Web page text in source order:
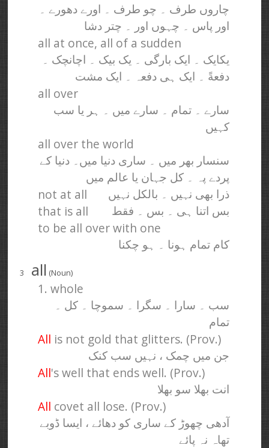
چاروں طرف ۔ چو طرف ۔ اورے دھورے ۔
اور پاس ۔ چہوں اور ۔ چتر دشا
all at once, all of a sudden
یکایک ۔ ایک بارگی ۔ یک بیک ۔ اچانچک ۔
دفعةً ۔ ایک ہی دفعہ ۔ ایک مشت
all over
سارے ۔ تمام ۔ سارے میں ۔ ہر یا سب
کہیں
all over the world
سنسار بھر میں ۔ ساری دنیا میں۔ دنیا کے
پردے پہ ۔ کل جہان یا عالم میں
not at all ذرا بھی نہیں ۔ بالکل نہیں
that is all بس اتنا ہی ۔ بس ۔ فقط
to be all over with one
کام تمام ہونا ۔ ہو چکنا
3 all (Noun)
1. whole
سب ۔ سارا ۔ سگرا ۔ سموچا ۔ کل ۔
تمام
All is not gold that glitters. (Prov.)
جن میں چمک ، نہیں سب کنک
All's well that ends well. (Prov.)
انت بھلا سو بھلا
All covet all lose. (Prov.)
آدھی چھوڑ کے ساری کو دھائے ، ایسا ڈوبے
تھاہ نہ پائے